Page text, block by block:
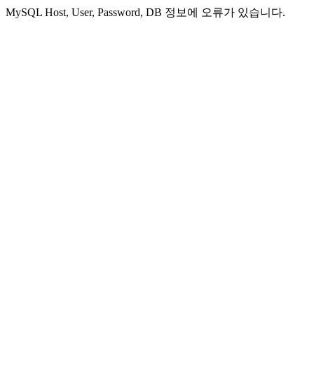
MySQL Host, User, Password, DB 정보에 오류가 있습니다.